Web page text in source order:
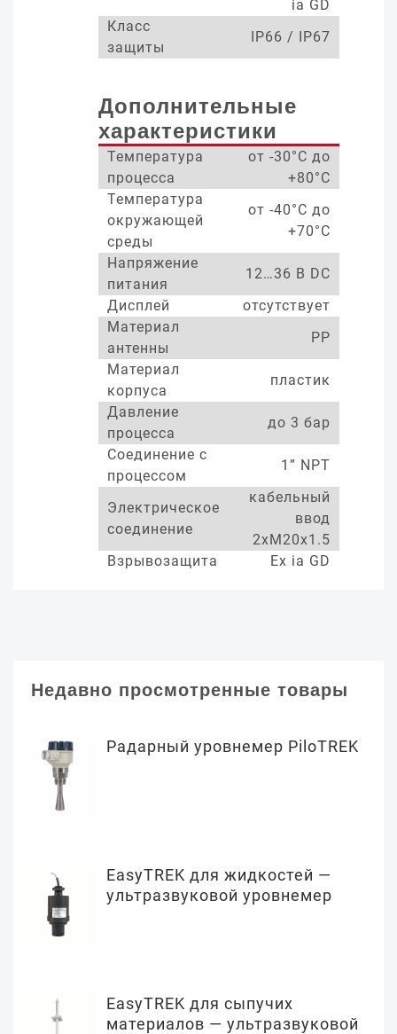
ia GD
Класс
защиты
IP66 / IP67
Дополнительные
характеристики
Температура
процесса
от -30°С до
+80°С
Температура
окружающей
среды
от -40°С до
+70°С
Напряжение
питания
12…36 В DC
Дисплей
отсутствует
Материал
антенны
PP
Материал
корпуса
пластик
Давление
процесса
до 3 бар
Соединение с
процессом
1” NPT
Электрическое
соединение
кабельный
ввод
2xM20x1.5
Взрывозащита
Ex ia GD
Недавно просмотренные товары
Радарный уровнемер PiloTREK
EasyTREK для жидкостей —
ультразвуковой уровнемер
EasyTREK для сыпучих
материалов — ультразвуковой